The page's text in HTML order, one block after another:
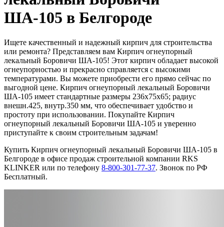
ША-105 в Белгороде
Ищете качественный и надежный кирпич для строительства
или ремонта? Представляем вам Кирпич огнеупорный
лекальный Боровичи ША-105! Этот кирпич обладает высокой
огнеупорностью и прекрасно справляется с высокими
температурами. Вы можете приобрести его прямо сейчас по
выгодной цене. Кирпич огнеупорный лекальный Боровичи
ША-105 имеет стандартные размеры 236х75х65; радиус
внешн.425, внутр.350 мм, что обеспечивает удобство и
простоту при использовании. Покупайте Кирпич
огнеупорный лекальный Боровичи ША-105 и уверенно
приступайте к своим строительным задачам!
Купить Кирпич огнеупорный лекальный Боровичи ША-105 в
Белгороде в офисе продаж строительной компании RKS
KLINKER или по телефону 8-800-301-77-37. Звонок по РФ
Бесплатный.